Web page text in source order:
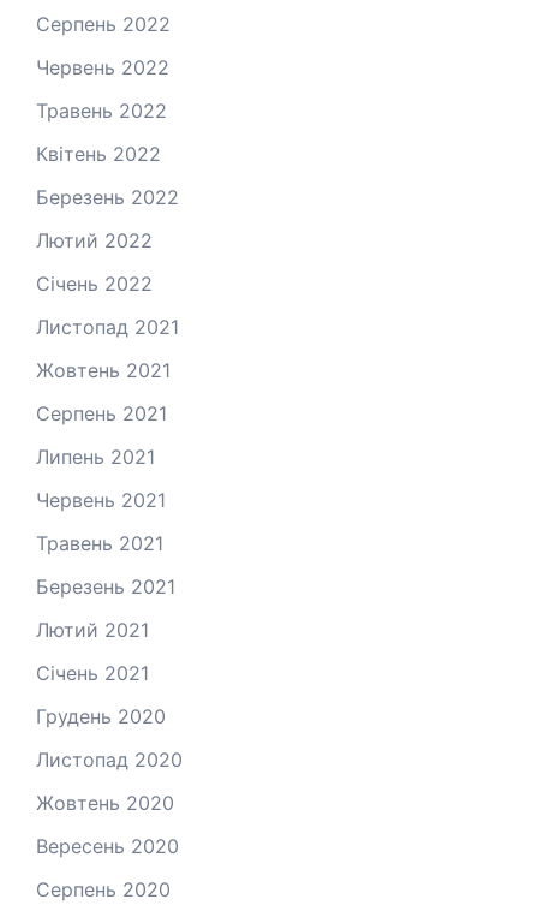
Серпень 2022
Червень 2022
Травень 2022
Квітень 2022
Березень 2022
Лютий 2022
Січень 2022
Листопад 2021
Жовтень 2021
Серпень 2021
Липень 2021
Червень 2021
Травень 2021
Березень 2021
Лютий 2021
Січень 2021
Грудень 2020
Листопад 2020
Жовтень 2020
Вересень 2020
Серпень 2020